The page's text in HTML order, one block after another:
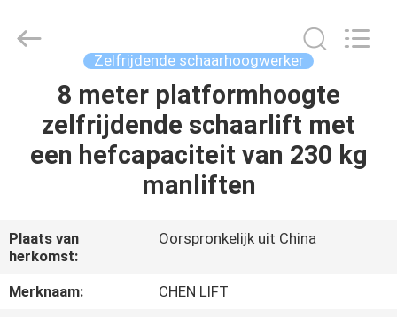
PRODUCTEN
ONS
FABRIEKSTOCHT
LTD.
Zelfrijdende schaarhoogwerker
8 meter platformhoogte
zelfrijdende schaarlift met
een hefcapaciteit van 230 kg
manliften
Plaats van
herkomst:
Oorspronkelijk uit China
Merknaam:
CHEN LIFT